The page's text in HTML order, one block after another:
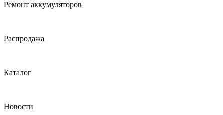
Ремонт аккумуляторов
Распродажа
Каталог
Новости